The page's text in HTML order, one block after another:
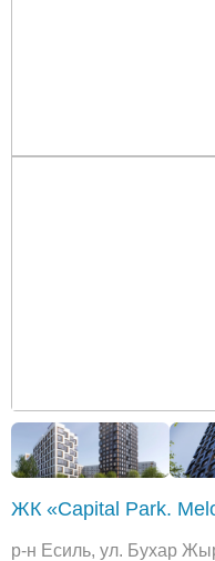
ЖК «Capital Park.
р-н Есиль, ул. Бухар